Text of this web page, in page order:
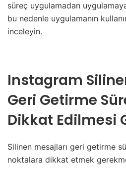
süreç uygulamadan
bu nedenle uygulamanın
inceleyin.
Instagram
Geri Getirme
Dikkat Edilmesi
Silinen mesajları geri getirme
noktalara dikkat etmek